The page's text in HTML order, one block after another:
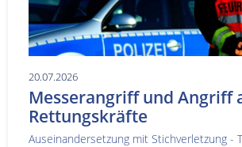
20.07.2026
Messerangriff und Angriff
Rettungskräfte
Auseinandersetzung mit Stichverletzung -